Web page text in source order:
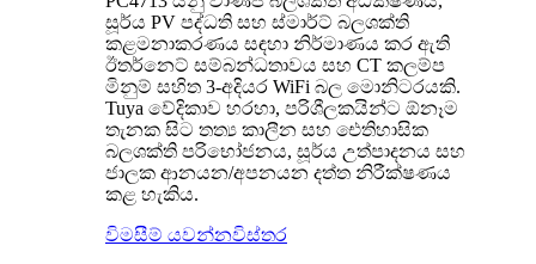
සූර්ය PV පද්ධති සහ ස්මාර්ට් බලශක්ති
කළමනාකරණය සඳහා නිර්මාණය කර ඇති
ඊතර්නෙට් සම්බන්ධතාවය සහ CT කලම්ප
මිනුම් සහිත 3-අදියර WiFi බල මොනිටරයකි.
Tuya වේදිකාව හරහා, පරිශීලකයින්ට ඕනෑම
තැනක සිට තත්‍ය කාලීන සහ ඓතිහාසික
බලශක්ති පරිභෝජනය, සූර්ය උත්පාදනය සහ
ජාලක ආනයන/අපනයන දත්ත නිරීක්ෂණය
කළ හැකිය.
විමසීම් යවන්නවිස්තර